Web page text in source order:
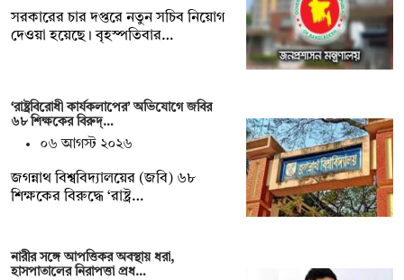
সরকারের চার দপ্তরে নতুন সচিব নিয়োগ
দেওয়া হয়েছে। বৃহস্পতিবার…
‘রাষ্ট্রবিরোধী কার্যকলাপের’ অভিযোগে জবির
৬৮ শিক্ষকের বিরুদ্…
০৬ আগস্ট ২০২৬
জগন্নাথ বিশ্ববিদ্যালয়ের (জবি) ৬৮
শিক্ষকের বিরুদ্ধে ‘রাষ্ট্র…
নারীর সঙ্গে আপত্তিকর অবস্থায় ধরা,
হাসপাতালের নিরাপত্তা প্রধ…